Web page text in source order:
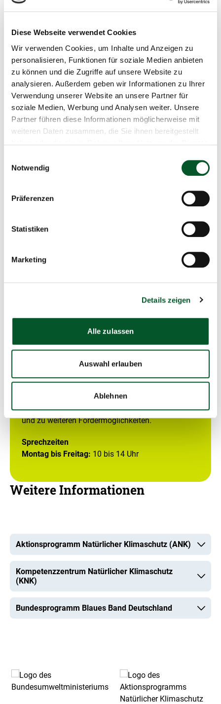
Diese Webseite verwendet Cookies
Wir verwenden Cookies, um Inhalte und Anzeigen zu
personalisieren, Funktionen für soziale Medien anbieten
zu können und die Zugriffe auf unsere Website zu
analysieren. Außerdem geben wir Informationen zu Ihrer
Verwendung unserer Website an unsere Partner für
soziale Medien, Werbung und Analysen weiter. Unsere
Partner führen diese Informationen möglicherweise mit
weiteren Daten zusammen, die Sie ihnen bereitgestellt
Notwendig
Präferenzen
Statistiken
Marketing
Details zeigen
Alle zulassen
Auswahl erlauben
Ablehnen
erlebbar wird.
Kontakt
Aktionsprogramm Natürlicher Klimaschutz
(ANK) – Auenrenaturierung an Fließgewässern
E-Mail schreiben
Für Fragen zur Förderrichtlinie, zur Antragstellung,
zur Projektdurchführung und zum
(KNK)
Für allgemeine Fragen zur Förderrichtlinie,
fachliche Fragen zum Thema Auenrenaturierung
und zu weiteren Fördermöglichkeiten.
Sprechzeiten
Montag bis Freitag: 10 bis 14 Uhr
Weitere Informationen
Aktionsprogramm Natürlicher Klimaschutz (ANK)
Kompetenzzentrum Natürlicher Klimaschutz
(KNK)
Bundesprogramm Blaues Band Deutschland